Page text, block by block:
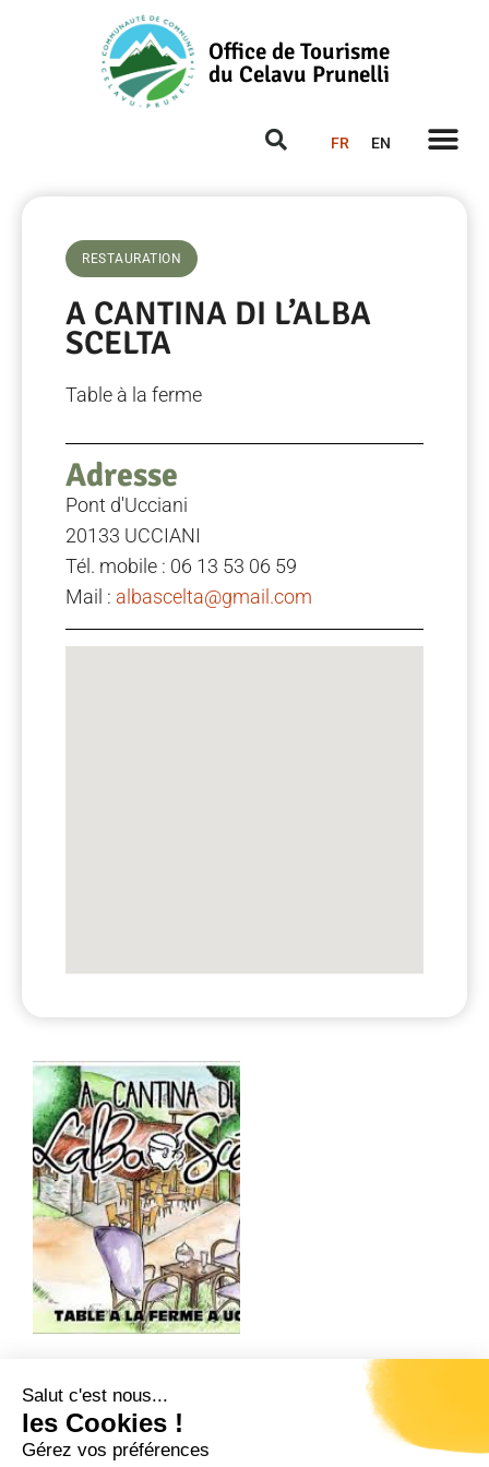
Salut c'est nous...
les Cookies !
Gérez vos préférences
Office de Tourisme
du Celavu Prunelli
FR EN
RESTAURATION
A CANTINA DI L’ALBA
SCELTA
Table à la ferme
Adresse
Pont d'Ucciani
20133 UCCIANI
Tél. mobile : 06 13 53 06 59
Mail : albascelta@gmail.com
Précédent
CLOS VIGNARELLA PEPINIERE CASALTA